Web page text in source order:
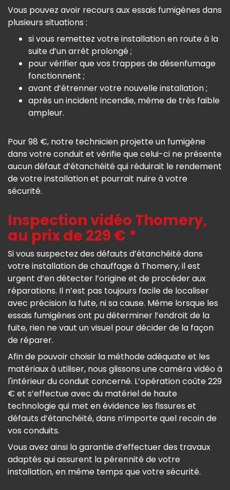
Vous pouvez avoir recours aux essais fumigènes dans
plusieurs situations :
si vous remettez votre installation en route à la
suite d’un arrêt prolongé ;
pour vérifier que vos trappes de désenfumage
fonctionnent ;
avant d’étrenner votre nouvelle installation ;
après un incident incendie, même de très faible
ampleur.
Pour 98 €, notre technicien projette un fumigène
dans votre conduit et vérifie que celui-ci ne présente
aucun défaut d’étanchéité qui réduirait le rendement
de votre installation et pourrait nuire à votre
sécurité.
Inspection vidéo Thomery,
au prix de 229 € *
Si vous suspectez des défauts d’étanchéité dans
votre installation de chauffage à Thomery, il est
urgent d’en détecter l’origine et de procéder aux
réparations. Il n’est pas toujours facile de localiser
avec précision la fuite, ni sa cause. Même lorsque les
essais fumigènes ont pu déterminer l’endroit de la
fuite, rien ne vaut un visuel pour décider de la façon
de réparer.
Afin de pouvoir choisir la méthode adéquate et les
matériaux à utiliser, nous glissons une caméra vidéo à
l'intérieur du conduit concerné. L’opération coûte 229
€ et s’effectue avec du matériel de haute
technologie qui met en évidence les fissures et
défauts d’étanchéité, dans n’importe quel recoin de
vos conduits.
Vous avez ainsi la garantie d’effectuer des travaux
adaptés qui assurent la pérennité de votre
installation, en même temps que votre sécurité.